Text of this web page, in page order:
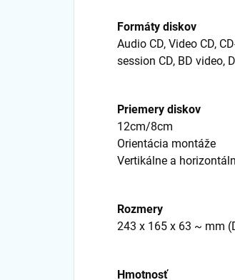
Formáty diskov
Audio CD, Video CD,
session CD, BD video,
Priemery diskov
12cm/8cm
Orientácia montáže
Vertikálne a
Rozmery
243 x 165 x 63 ~ mm
Hmotnosť